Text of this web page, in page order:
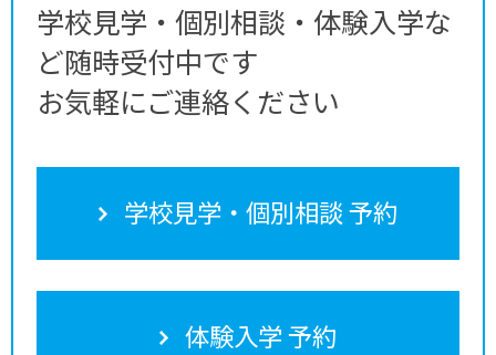
学校見学・個別相談・体験入学な
ど随時受付中です
お気軽にご連絡ください
学校見学・個別相談 予約
体験入学 予約